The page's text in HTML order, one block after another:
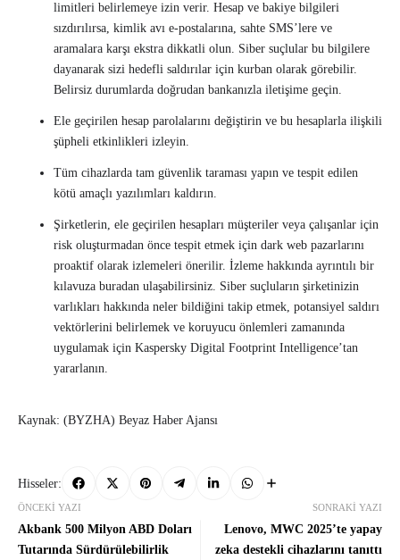
limitleri belirlemeye izin verir. Hesap ve bakiye bilgileri
sızdırılırsa, kimlik avı e-postalarına, sahte SMS’lere ve
aramalara karşı ekstra dikkatli olun. Siber suçlular bu bilgilere
dayanarak sizi hedefli saldırılar için kurban olarak görebilir.
Belirsiz durumlarda doğrudan bankanızla iletişime geçin.
Ele geçirilen hesap parolalarını değiştirin ve bu hesaplarla ilişkili
şüpheli etkinlikleri izleyin.
Tüm cihazlarda tam güvenlik taraması yapın ve tespit edilen
kötü amaçlı yazılımları kaldırın.
Şirketlerin, ele geçirilen hesapları müşteriler veya çalışanlar için
risk oluşturmadan önce tespit etmek için dark web pazarlarını
proaktif olarak izlemeleri önerilir. İzleme hakkında ayrıntılı bir
kılavuza buradan ulaşabilirsiniz. Siber suçluların şirketinizin
varlıkları hakkında neler bildiğini takip etmek, potansiyel saldırı
vektörlerini belirlemek ve koruyucu önlemleri zamanında
uygulamak için Kaspersky Digital Footprint Intelligence’tan
yararlanın.
Kaynak: (BYZHA) Beyaz Haber Ajansı
Hisseler:
ÖNCEKI YAZI
Akbank 500 Milyon ABD Doları
Tutarında Sürdürülebilirlik
SONRAKI YAZI
Lenovo, MWC 2025’te yapay
zeka destekli cihazlarını tanıttı